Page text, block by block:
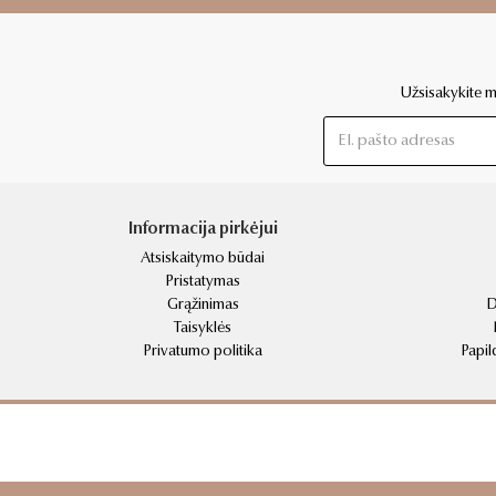
Užsisakykite
Informacija pirkėjui
Atsiskaitymo būdai
Pristatymas
Grąžinimas
Taisyklės
Privatumo politika